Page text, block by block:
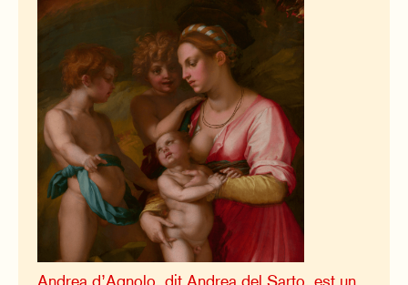
Andrea d’Agnolo, dit Andrea del Sarto, est un